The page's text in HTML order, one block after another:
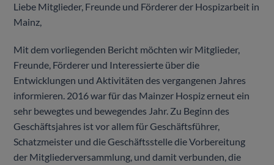
Liebe Mitglieder, Freunde und Förderer der Hospizarbeit in
Mainz,
Mit dem vorliegenden Bericht möchten wir Mitglieder,
Freunde, Förderer und Interessierte über die
Entwicklungen und Aktivitäten des vergangenen Jahres
informieren. 2016 war für das Mainzer Hospiz erneut ein
sehr bewegtes und bewegendes Jahr. Zu Beginn des
Geschäftsjahres ist vor allem für Geschäftsführer,
Schatzmeister und die Geschäftsstelle die Vorbereitung
der Mitgliederversammlung, und damit verbunden, die